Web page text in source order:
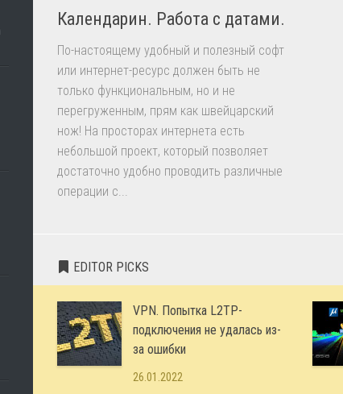
Календарин. Работа с датами.
По-настоящему удобный и полезный софт
или интернет-ресурс должен быть не
только функциональным, но и не
перегруженным, прям как швейцарский
нож! На просторах интернета есть
небольшой проект, который позволяет
достаточно удобно проводить различные
операции с...
EDITOR PICKS
VPN. Попытка L2TP-
подключения не удалась из-
за ошибки
26.01.2022